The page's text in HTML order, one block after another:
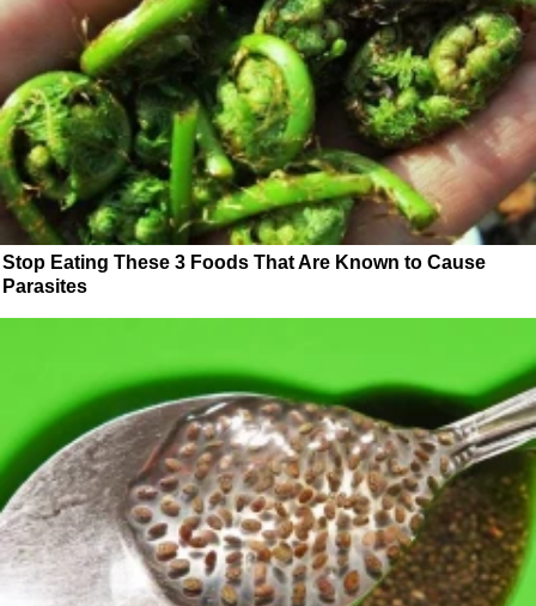
Stop Eating These 3 Foods That Are Known to Cause
Parasites